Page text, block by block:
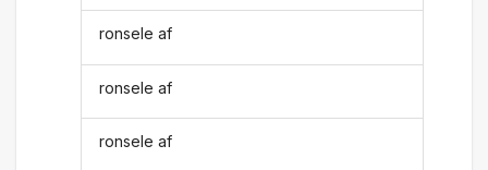
ronsele af
ronsele af
ronsele af